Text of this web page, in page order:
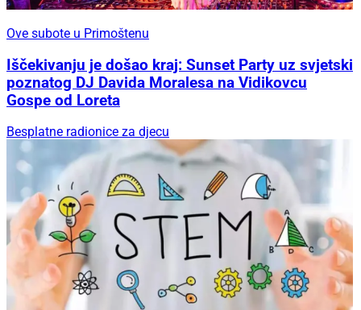
Ove subote u Primoštenu
Iščekivanju je došao kraj: Sunset Party uz svjetski
poznatog DJ Davida Moralesa na Vidikovcu
Gospe od Loreta
Besplatne radionice za djecu